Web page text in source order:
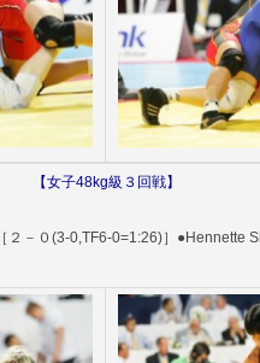
【女子48kg級３回戦】
２－０(3-0,TF6-0=1:26)］●Hennette